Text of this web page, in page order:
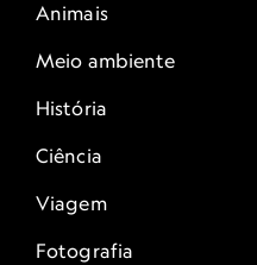
Animais
Meio ambiente
História
Ciência
Viagem
Fotografia